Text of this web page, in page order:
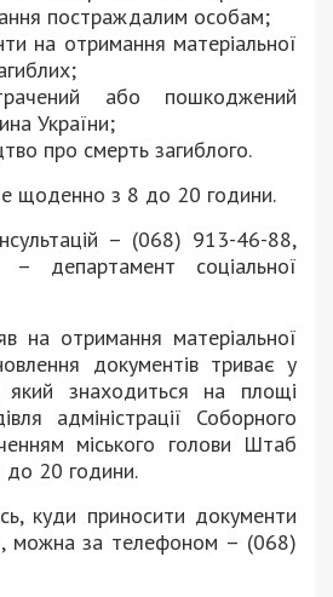
постраждалим особам;
на отримання матеріальної
або пошкоджений
України;
про смерть загиблого.
щоденно з 8 до 20 години.
– (068) 913-46-88,
департамент соціальної
на отримання матеріальної
документів триває у
знаходиться на площі
адміністрації Соборного
міського голови Штаб
20 години.
куди приносити документи
можна за телефоном – (068)